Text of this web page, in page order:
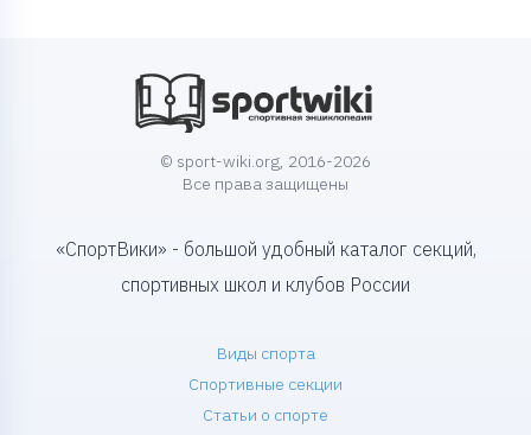
© sport-wiki.org, 2016-2026
Все права защищены
«СпортВики» - большой удобный каталог секций,
спортивных школ и клубов России
Виды спорта
Спортивные секции
Статьи о спорте